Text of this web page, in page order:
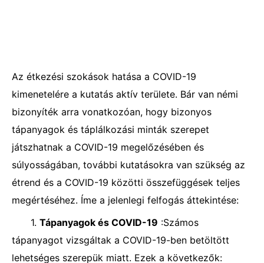
Az étkezési szokások hatása a COVID-19
kimenetelére a kutatás aktív területe. Bár van némi
bizonyíték arra vonatkozóan, hogy bizonyos
tápanyagok és táplálkozási minták szerepet
játszhatnak a COVID-19 megelőzésében és
súlyosságában, további kutatásokra van szükség az
étrend és a COVID-19 közötti összefüggések teljes
megértéséhez. Íme a jelenlegi felfogás áttekintése:
1. Tápanyagok és COVID-19 :Számos
tápanyagot vizsgáltak a COVID-19-ben betöltött
lehetséges szerepük miatt. Ezek a következők: